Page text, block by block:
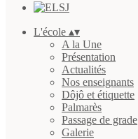
L'école ▴▾
A la Une
Présentation
Actualités
Nos enseignants
Dôjô et étiquette
Palmarès
Passage de grade
Galerie